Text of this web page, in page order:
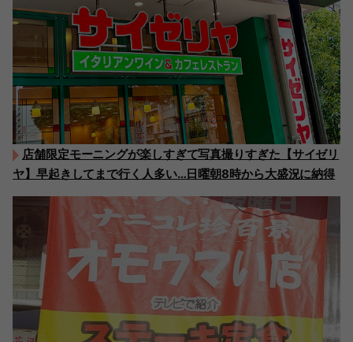
店舗限定モーニングが楽しすぎて写真撮りすぎた【サイゼリ
ヤ】早起きしてまで行く人多い…日曜朝8時から大盛況に納得